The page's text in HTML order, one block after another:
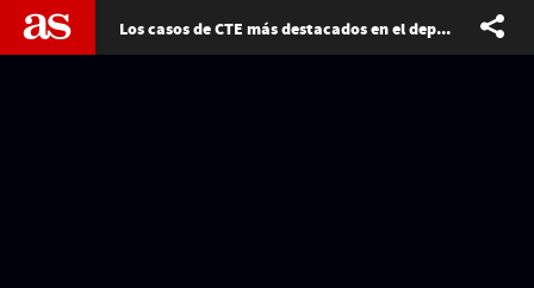
Los casos de CTE más destacados en el deporte de USA